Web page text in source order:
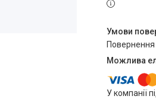
У компанії